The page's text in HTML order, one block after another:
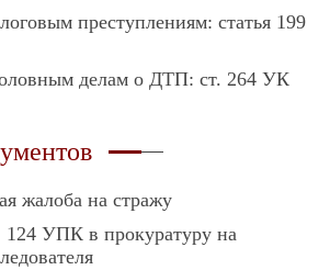
преступлениям: статья 199
делам о ДТП: ст. 264 УК
жалоба на стражу
124 УПК в прокуратуру на